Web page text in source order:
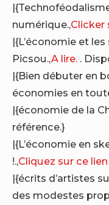
numérique.,Clicker
|{L’économie et
Picsou.,A lire. .
|{Bien débuter en
économies en
|{économie de la
référence.}
|{L’économie en
!.,Cliquez sur ce lien
|{écrits d’artistes
des modestes